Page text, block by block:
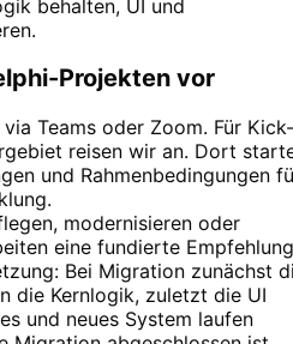
behalten, UI und
Projekten vor
Teams oder Zoom. Für Kick-
reisen wir an. Dort
und Rahmenbedingungen
modernisieren oder
eine fundierte Empfehlung
Bei Migration zunächst
die Kernlogik, zuletzt die UI
und neues System laufen